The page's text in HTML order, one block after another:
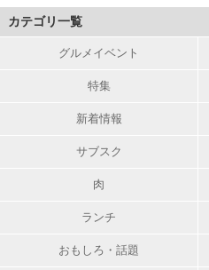
カテゴリ一覧
グルメイベント
特集
新着情報
サブスク
肉
ランチ
おもしろ・話題